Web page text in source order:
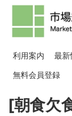
利用案内 最新
無料会員登録
[朝食欠